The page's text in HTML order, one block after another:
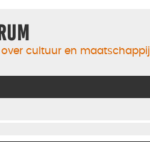
cultuur en maatschappij